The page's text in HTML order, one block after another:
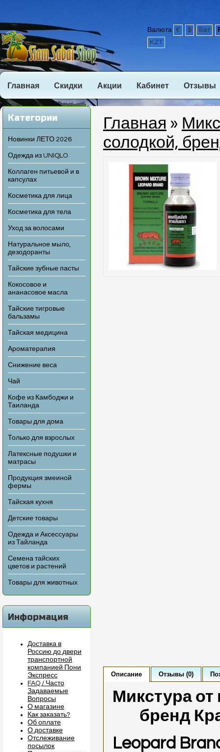
Валюта € $ Бат
KZT
Главная Скидки Акции Кабинет Отзывы
Категории
Новинки ЛЕТО 2026
Одежда из UNIQLO
Коллаген питьевой и в
капсулах
Косметика для лица
Косметика для тела
Уход за волосами
Натуральное мыло,
дезодоранты
Тайские зубные пасты
Кокосовое и
ананасовое масла
Тайские тигровые
бальзамы
Тайская медицина
Ароматерапия
Снижение веса
Чай
Кофе из Камбоджи и
Таиланда
Товары для дома
Только для взрослых
Латексные подушки и
матрасы
Продукция змеиной
фермы
Тайская кухня
Детские товары
Одежда и Аксессуары
из Тайланда
Семена тайских
цветов и растений
Товары для животных
Информация
Доставка в
Россию до двери
транспортной
компанией Пони
Экспресс
FAQ / Часто
Задаваемые
Вопросы
О магазине
Как заказать?
Об оплате
О доставке
Отслеживание
посылок
Главная »
солодкой,
Описание Отзывы (0)
Микстура
бренд
Leopard